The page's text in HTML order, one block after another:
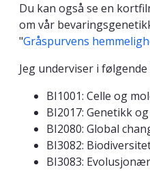
Du kan også se en
om vår
"Gråspurvens
Jeg underviser i følgende
BI1001: Celle og
BI2017: Genetikk
BI2080: Global
BI3082:
BI3083: